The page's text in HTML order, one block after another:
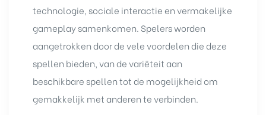
technologie, sociale interactie en vermakelijke
gameplay samenkomen. Spelers worden
aangetrokken door de vele voordelen die deze
spellen bieden, van de variëteit aan
beschikbare spellen tot de mogelijkheid om
gemakkelijk met anderen te verbinden.